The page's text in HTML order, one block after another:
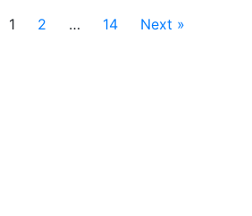
1 2 … 14 Next »